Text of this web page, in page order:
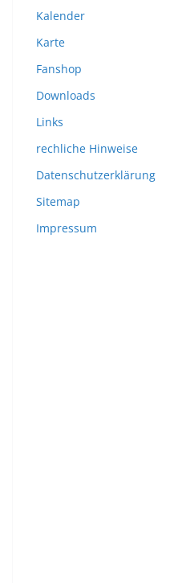
Kalender
Karte
Fanshop
Downloads
Links
rechliche Hinweise
Datenschutzerklärung
Sitemap
Impressum